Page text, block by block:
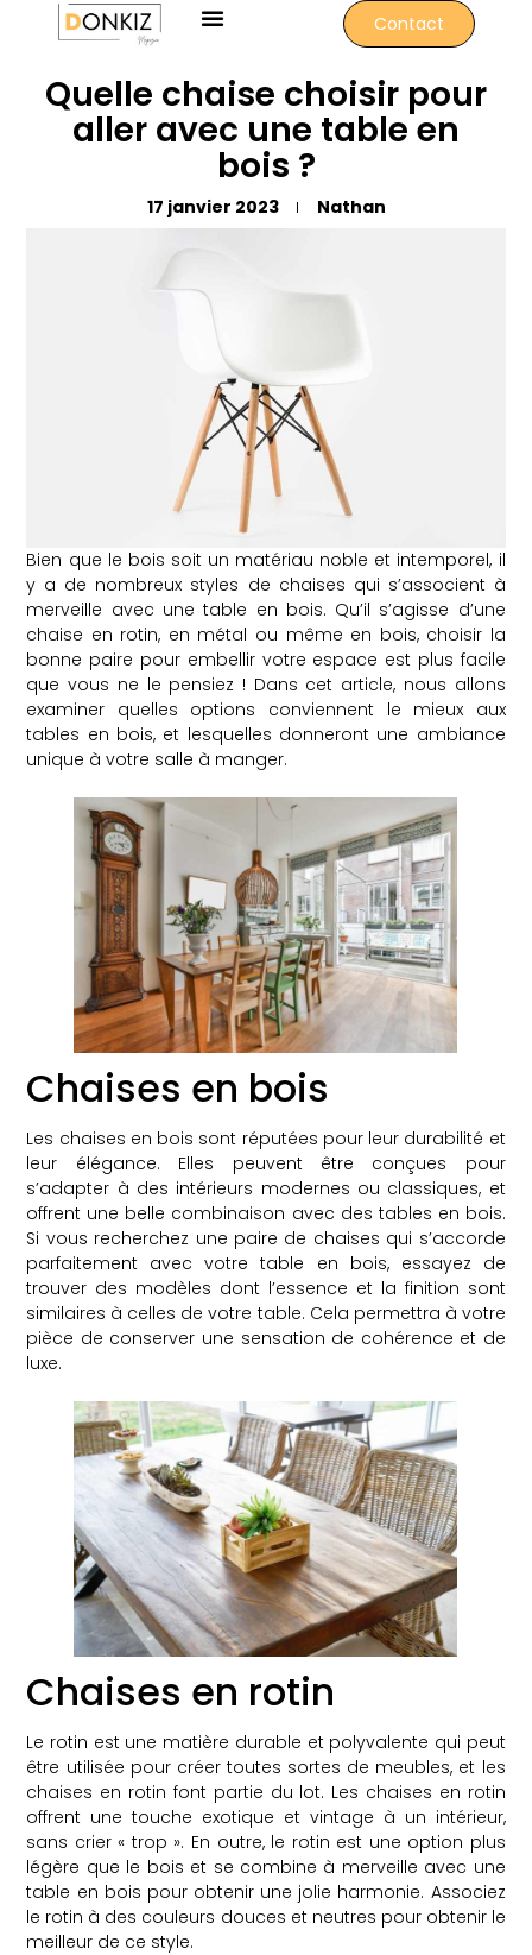
Contact
Quelle chaise choisir pour
aller avec une table en
bois ?
17 janvier 2023 Nathan
Bien que le bois soit un matériau noble et intemporel, il
y a de nombreux styles de chaises qui s’associent à
merveille avec une table en bois. Qu’il s’agisse d’une
chaise en rotin, en métal ou même en bois, choisir la
bonne paire pour embellir votre espace est plus facile
que vous ne le pensiez ! Dans cet article, nous allons
examiner quelles options conviennent le mieux aux
tables en bois, et lesquelles donneront une ambiance
unique à votre salle à manger.
Chaises en bois
Les chaises en bois sont réputées pour leur durabilité et
leur élégance. Elles peuvent être conçues pour
s’adapter à des intérieurs modernes ou classiques, et
offrent une belle combinaison avec des tables en bois.
Si vous recherchez une paire de chaises qui s’accorde
parfaitement avec votre table en bois, essayez de
trouver des modèles dont l’essence et la finition sont
similaires à celles de votre table. Cela permettra à votre
pièce de conserver une sensation de cohérence et de
luxe.
Chaises en rotin
Le rotin est une matière durable et polyvalente qui peut
être utilisée pour créer toutes sortes de meubles, et les
chaises en rotin font partie du lot. Les chaises en rotin
offrent une touche exotique et vintage à un intérieur,
sans crier « trop ». En outre, le rotin est une option plus
légère que le bois et se combine à merveille avec une
table en bois pour obtenir une jolie harmonie. Associez
le rotin à des couleurs douces et neutres pour obtenir le
meilleur de ce style.